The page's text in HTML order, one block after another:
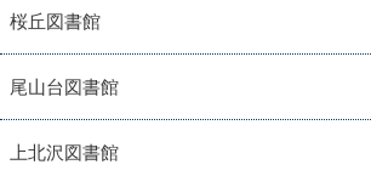
桜丘図書館
尾山台図書館
上北沢図書館